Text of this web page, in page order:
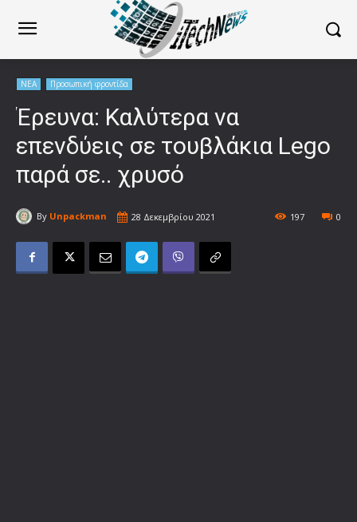
ΝΕΑ Προσωπική φροντίδα
Έρευνα: Καλύτερα να
επενδύεις σε τουβλάκια Lego
παρά σε.. χρυσό
By Unpackman 28 Δεκεμβρίου 2021 0
197